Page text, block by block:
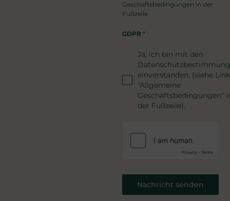
Geschäftsbedingungen in der
Fußzeile
GDPR *
Ja, ich bin mit den
einverstanden. (siehe Link
"Allgemeine
Geschäftsbedingungen"
der Fußzeile).
Nachricht senden